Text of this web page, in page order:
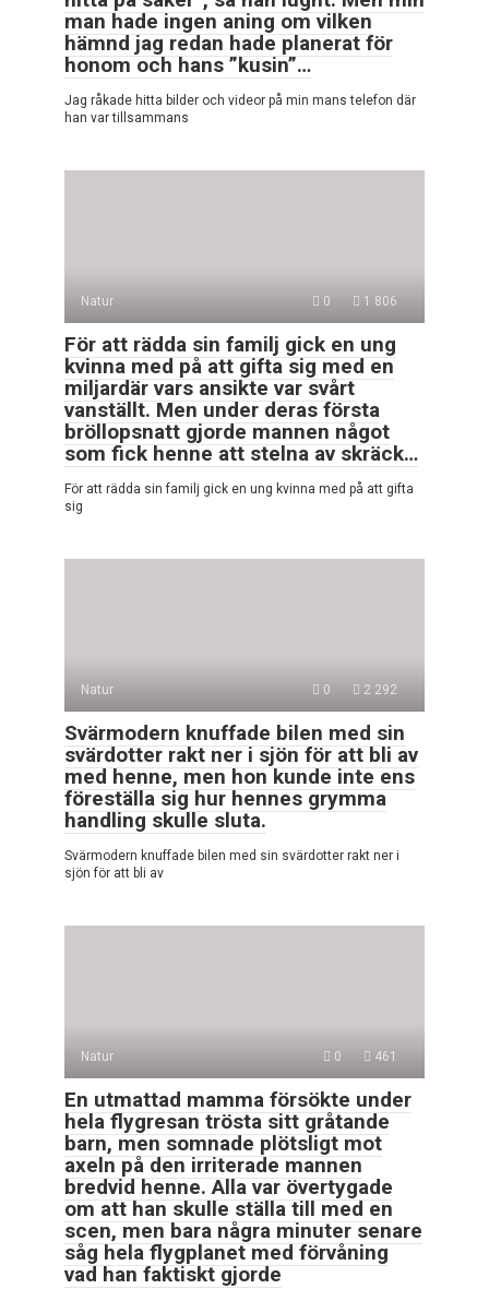
man hade ingen aning om vilken
hämnd jag redan hade planerat för
honom och hans ”kusin”…
Jag råkade hitta bilder och videor på min mans telefon där
han var tillsammans
Natur 0 1 806
För att rädda sin familj gick en ung
kvinna med på att gifta sig med en
miljardär vars ansikte var svårt
vanställt. Men under deras första
bröllopsnatt gjorde mannen något
som fick henne att stelna av skräck…
För att rädda sin familj gick en ung kvinna med på att gifta
sig
Natur 0 2 292
Svärmodern knuffade bilen med sin
svärdotter rakt ner i sjön för att bli av
med henne, men hon kunde inte ens
föreställa sig hur hennes grymma
handling skulle sluta.
Svärmodern knuffade bilen med sin svärdotter rakt ner i
sjön för att bli av
Natur 0 461
En utmattad mamma försökte under
hela flygresan trösta sitt gråtande
barn, men somnade plötsligt mot
axeln på den irriterade mannen
bredvid henne. Alla var övertygade
om att han skulle ställa till med en
scen, men bara några minuter senare
såg hela flygplanet med förvåning
vad han faktiskt gjorde